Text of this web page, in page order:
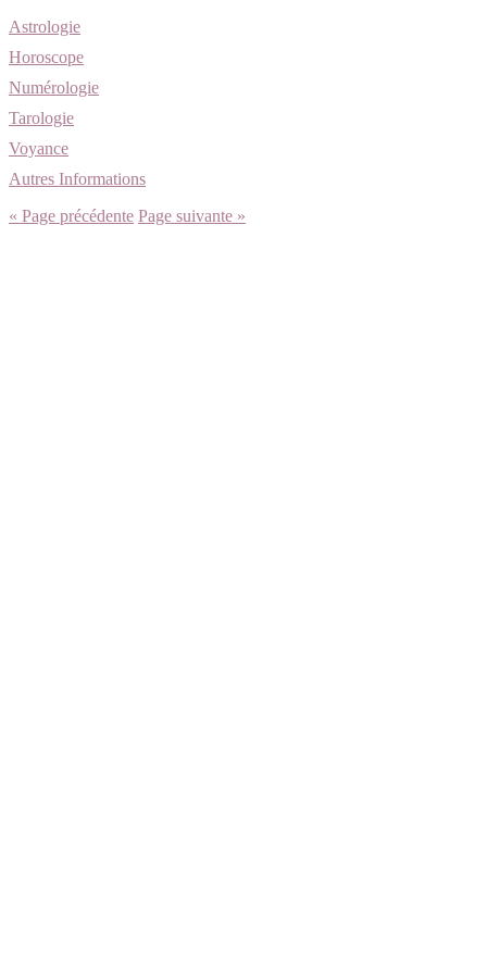
Astrologie
Horoscope
Numérologie
Tarologie
Voyance
Autres Informations
« Page précédente Page suivante »